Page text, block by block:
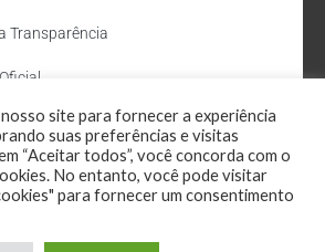
Transparência
e Esgoto
site para fornecer a experiência
suas preferências e visitas
“Aceitar todos”, você concorda com o
No entanto, você pode visitar
para fornecer um consentimento